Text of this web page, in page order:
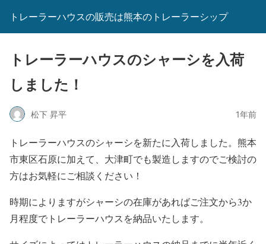
トレーラーハウスの販売は熊本のトレーラーシップ
トレーラーハウスのシャーシを入荷
しました！
松下 昇平 1年前
トレーラーハウスのシャーシを新たに入荷しました。熊本
市東区石原に加えて、大津町でも製造しますのでご検討の
方はお気軽にご相談ください！
時期によりますがシャーシの在庫があればご注文から3か
月程度でトレーラーハウスを納品いたします。